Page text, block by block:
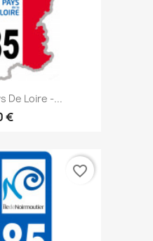
De Loire -...
€
favorite_border